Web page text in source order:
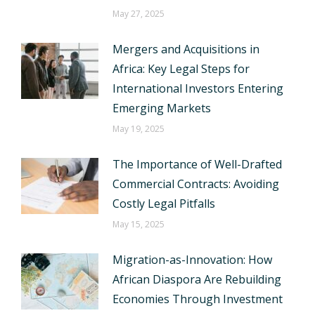
May 27, 2025
Mergers and Acquisitions in
Africa: Key Legal Steps for
International Investors Entering
Emerging Markets
May 19, 2025
The Importance of Well-Drafted
Commercial Contracts: Avoiding
Costly Legal Pitfalls
May 15, 2025
Migration-as-Innovation: How
African Diaspora Are Rebuilding
Economies Through Investment